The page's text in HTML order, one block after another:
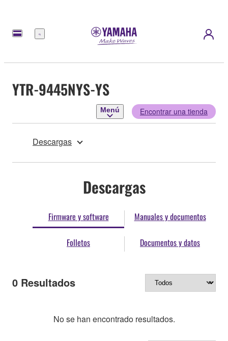
Menú
YTR-9445NYS-YS
Menú Encontrar una tienda
Descargas
Descargas
Firmware y software Manuales y documentos
Folletos Documentos y datos
0 Resultados
No se han encontrado resultados.